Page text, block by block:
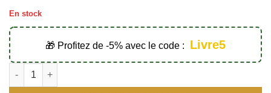
En stock
🎁 Profitez de -5% avec le code : Livre5
quantité de Salah Ad-dine Al-ayyubi (l'épopée du roi